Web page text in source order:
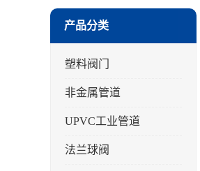
产品分类
塑料阀门
非金属管道
UPVC工业管道
法兰球阀